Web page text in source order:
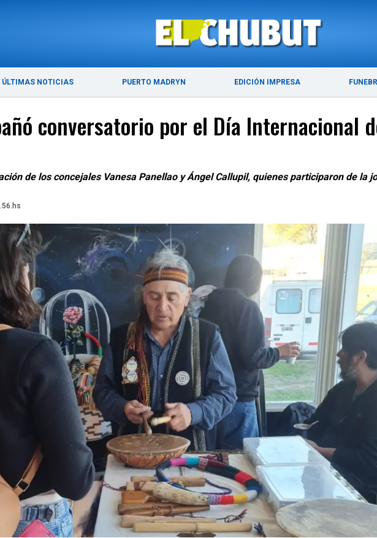
ÚLTIMAS NOTICIAS PUERTO MADRYN EDICIÓN IMPRESA
ÚLTIMAS NOTICIAS PUERTO MADRYN
conversatorio por el Día Internacional
de los concejales Vanesa Panellao y Ángel Callupil, quienes participaron de la